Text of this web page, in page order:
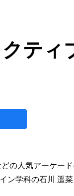
ティ
の人気アーケー
ン学科の石川 遥菜